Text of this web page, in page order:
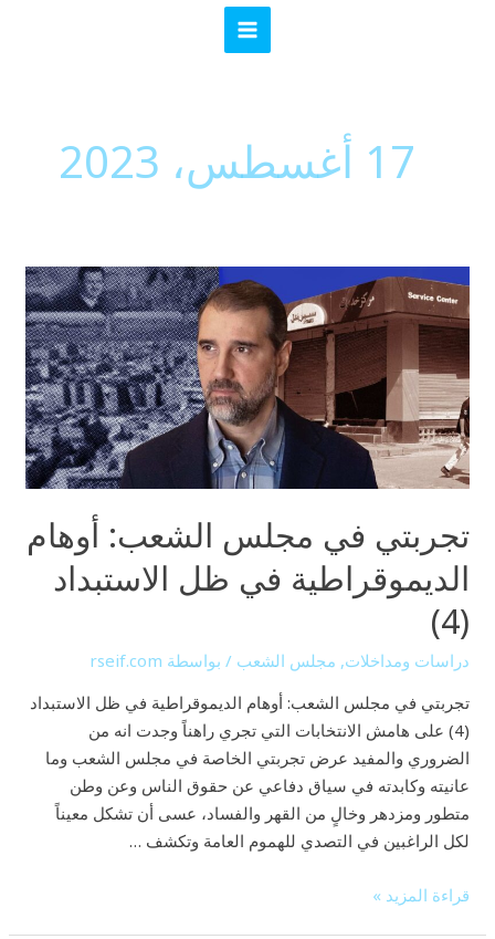
MAIN
17 أغسطس، 2023
تجربتي في مجلس الشعب: أوهام
الديموقراطية في ظل الاستبداد
(4)
دراسات ومداخلات, مجلس الشعب / بواسطة rseif.com
تجربتي في مجلس الشعب: أوهام الديموقراطية في ظل الاستبداد
(4) على هامش الانتخابات التي تجري راهناً وجدت انه من
الضروري والمفيد عرض تجربتي الخاصة في مجلس الشعب وما
عانيته وكابدته في سياق دفاعي عن حقوق الناس وعن وطن
متطور ومزدهر وخالٍ من القهر والفساد، عسى أن تشكل معيناً
لكل الراغبين في التصدي للهموم العامة وتكشف …
تجربتي
في
مجلس
الشعب:
أوهام
الديموقراطية
في
ظل
(4)
قراءة المزيد »